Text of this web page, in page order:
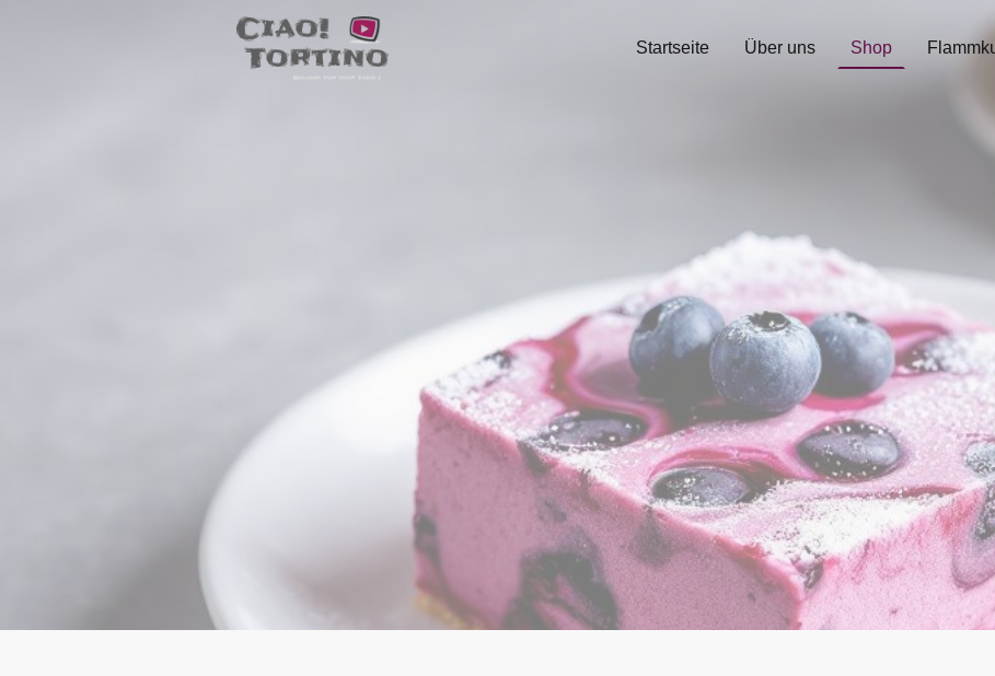
Startseite Über uns Shop